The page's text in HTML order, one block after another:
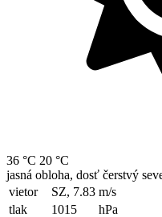
36 °C 20 °C
jasná obloha, dosť čerstvý
vietor
SZ, 7.83 m/s
tlak
1015 hPa